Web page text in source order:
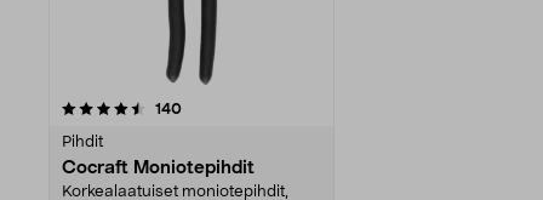
140arvostelut
Pihdit
Cocraft Moniotepihdit
Korkealaatuiset moniotepihdit,